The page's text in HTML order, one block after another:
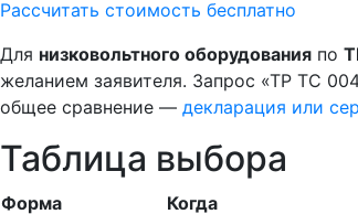
Рассчитать стоимость бесплатно
Для низковольтного оборудования по
желанием заявителя. Запрос «ТР ТС
общее сравнение — декларация или
Таблица выбора
Форма Когда